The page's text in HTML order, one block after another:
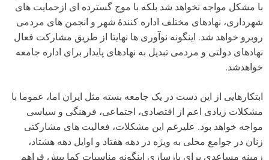
با مشکل مواجه نخواهد شد بلکه با موج گسترده ای ازحمایت های
شهرداری، نهادهای مختلف اداره کنندۀ شهر و انجمن های مردمی
روبرو خواهد شد. اینگونه نوآوری ها نهایتا از طریق مشارکت فعال
نهادهای دولتی و مردمی تبدیل به نهادهای پایدار برای اداره جامعه
خواهدشد.
ابتکارهایی از این دست در یک جامعه بسته مثل ایران اما، عموما با
مشکلات زیادی اعم از اقتصادی،‌ اجتماعی، فرهنگی و سیاسی
مواجه خواهد بود. علیرغم این مشکلات، فعالیت های مشارکتی
زنان در جوامع محلی به ویژه در دهه هفتاد و اوایل دهه هشتاد،
زمینه مساعدی برای بازسازی اینگونه مناسبات کما بیش فراهم